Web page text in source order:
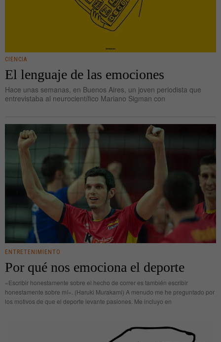
CIENCIA
El lenguaje de las emociones
Hace unas semanas, en Buenos Aires, un joven periodista que
entrevistaba al neurocientífico Mariano Sigman con
ENTRETENIMIENTO
Por qué nos emociona el deporte
«Escribir honestamente sobre el hecho de correr es también escribir
honestamente sobre mí». (Haruki Murakami) A menudo me he preguntado por
los motivos de que el deporte levante pasiones. Me incluyo en